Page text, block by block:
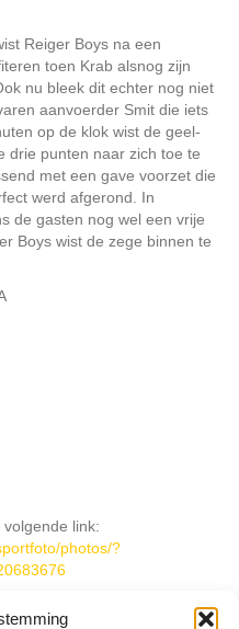
Reiger Boys na een
toen Krab alsnog zijn
nu bleek dit echter nog niet
aanvoerder Smit die iets
op de klok wist de geel-
drie punten naar zich toe te
met een gave voorzet die
werd afgerond. In
de gasten nog wel een vrije
Boys wist de zege binnen te
volgende link:
photos/?